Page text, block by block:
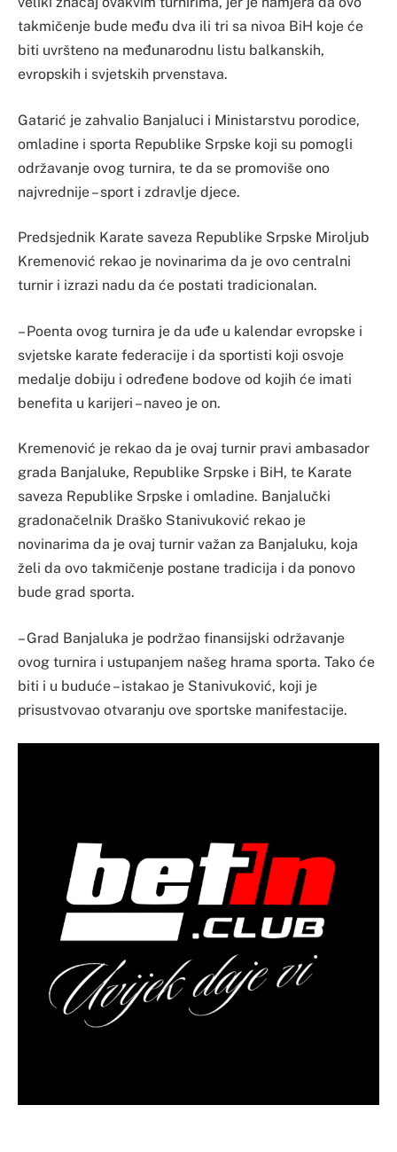
takmičenje bude među dva ili tri sa nivoa BiH koje će
biti uvršteno na međunarodnu listu balkanskih,
evropskih i svjetskih prvenstava.
Gatarić je zahvalio Banjaluci i Ministarstvu porodice,
omladine i sporta Republike Srpske koji su pomogli
održavanje ovog turnira, te da se promoviše ono
najvrednije – sport i zdravlje djece.
Predsjednik Karate saveza Republike Srpske Miroljub
Kremenović rekao je novinarima da je ovo centralni
turnir i izrazi nadu da će postati tradicionalan.
– Poenta ovog turnira je da uđe u kalendar evropske i
svjetske karate federacije i da sportisti koji osvoje
medalje dobiju i određene bodove od kojih će imati
benefita u karijeri – naveo je on.
Kremenović je rekao da je ovaj turnir pravi ambasador
grada Banjaluke, Republike Srpske i BiH, te Karate
saveza Republike Srpske i omladine. Banjalučki
gradonačelnik Draško Stanivuković rekao je
novinarima da je ovaj turnir važan za Banjaluku, koja
želi da ovo takmičenje postane tradicija i da ponovo
bude grad sporta.
– Grad Banjaluka je podržao finansijski održavanje
ovog turnira i ustupanjem našeg hrama sporta. Tako će
biti i u buduće – istakao je Stanivuković, koji je
prisustvovao otvaranju ove sportske manifestacije.